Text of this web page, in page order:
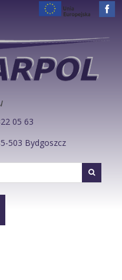
05 63
503 Bydgoszcz